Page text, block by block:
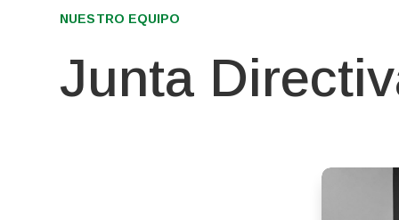
NUESTRO EQUIPO
Junta